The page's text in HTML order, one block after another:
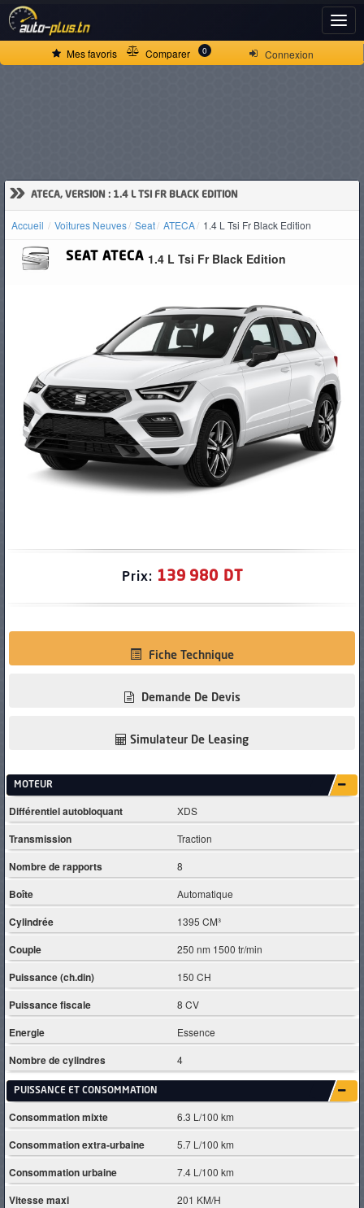
Connexion
Mes favoris Comparer 0
» ATECA, VERSION : 1.4 L TSI FR BLACK EDITION
Accueil Voitures Neuves Seat ATECA 1.4 L Tsi Fr Black Edition
SEAT ATECA 1.4 L Tsi Fr Black Edition
Prix: 139 980 DT
Fiche Technique
Demande De Devis
Simulateur De Leasing
MOTEUR
Différentiel autobloquant XDS
Transmission Traction
Nombre de rapports 8
Boîte Automatique
Cylindrée 1395 CM³
Couple 250 nm 1500 tr/min
Puissance (ch.din) 150 CH
Puissance fiscale 8 CV
Energie Essence
Nombre de cylindres 4
PUISSANCE ET CONSOMMATION
Consommation mixte 6.3 L/100 km
Consommation extra-urbaine 5.7 L/100 km
Consommation urbaine 7.4 L/100 km
Vitesse maxi 201 KM/H
ACCUEIL
D'OCCASION
PNEUS